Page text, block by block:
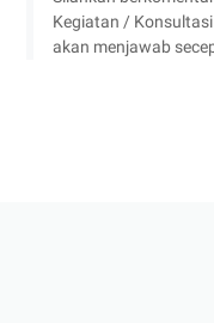
Kegiatan /
akan menjawab